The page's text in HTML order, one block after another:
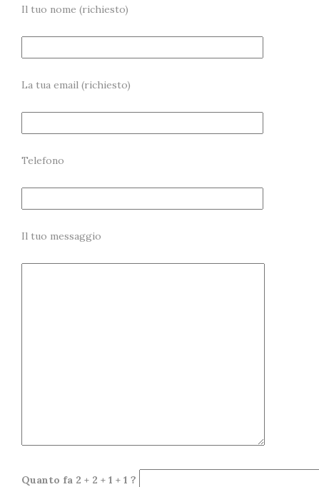
Il tuo nome (richiesto)
La tua email (richiesto)
Telefono
Il tuo messaggio
Quanto fa 2 + 2 + 1 + 1 ?